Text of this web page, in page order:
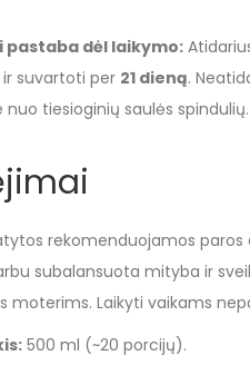
pastaba dėl laikymo:
suvartoti per 21 dieną.
nuo tiesioginių saulės spindulių.
rekomenduojamos
subalansuota mityba ir
moterims. Laikyti vaikams
500 ml (~20 porcijų).